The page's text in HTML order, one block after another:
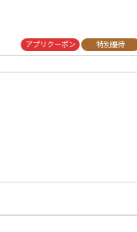
アプリクーポン 特別優待